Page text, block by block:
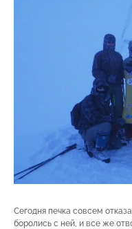
Сегодня печка совсем
боролись с ней, и все же